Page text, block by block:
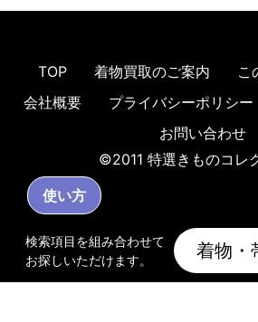
TOP 着物買取のご案内
こ
会社概要
プライバシーポリシー
お問い合わせ
©2011 特選きものコレ
検索項目を組み合わせて
お探しいただけます。
着物・
使い方